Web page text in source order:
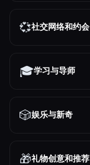
💞社交网络和约会
🎓学习与导师
🎲娱乐与新奇
🎁礼物创意和推荐